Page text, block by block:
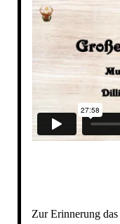
Zur Erinnerung das